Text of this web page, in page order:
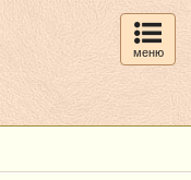
меню